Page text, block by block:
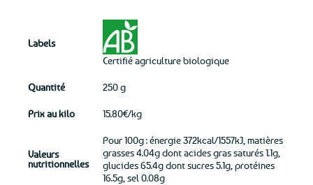
Labels
Certifié agriculture biologique
Quantité 250 g
Prix au kilo 15.80€/kg
Valeurs
nutritionnelles
Pour 100g : énergie 372kcal/1557kJ, matières
grasses 4.04g dont acides gras saturés 1.1g,
glucides 65.4g dont sucres 5.1g, protéines
16.5g, sel 0.08g